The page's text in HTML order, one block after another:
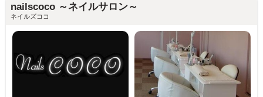
nailscoco ～ネイルサロン～
ネイルズココ